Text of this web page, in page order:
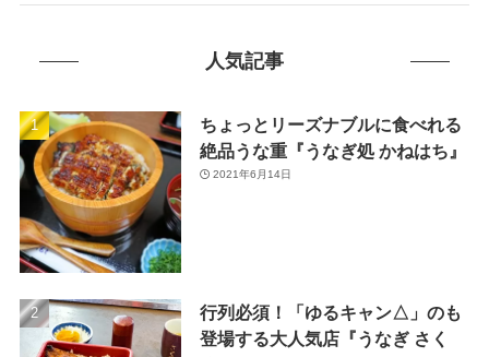
(38)
(1)
(3)
(26)
(1)
(49)
人気記事
ちょっとリーズナブルに食べれる
絶品うな重『うなぎ処 かねはち』
2021年6月14日
行列必須！「ゆるキャン△」のも
登場する大人気店『うなぎ さく